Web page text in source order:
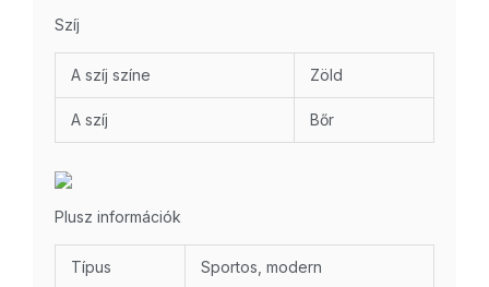
Szíj
A szíj színe Zöld
A szíj Bőr
Plusz információk
Típus Sportos, modern